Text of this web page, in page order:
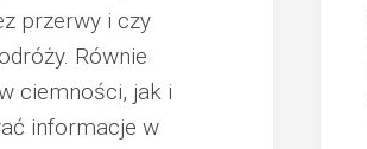
przerwy i czy
Równie
ciemności, jak i
informacje w